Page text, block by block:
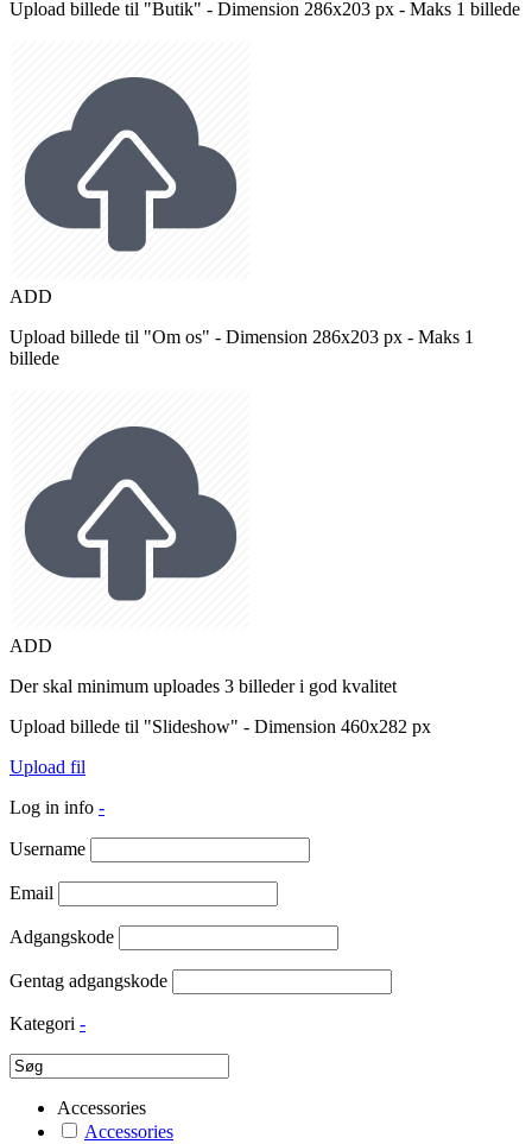
Upload billede til "Butik" - Dimension 286x203 px - Maks 1 billede
ADD
Upload billede til "Om os" - Dimension 286x203 px - Maks 1
billede
ADD
Der skal minimum uploades 3 billeder i god kvalitet
Upload billede til "Slideshow" - Dimension 460x282 px
Upload fil
Log in info -
Username
Email
Adgangskode
Gentag adgangskode
Kategori -
Accessories
Accessories